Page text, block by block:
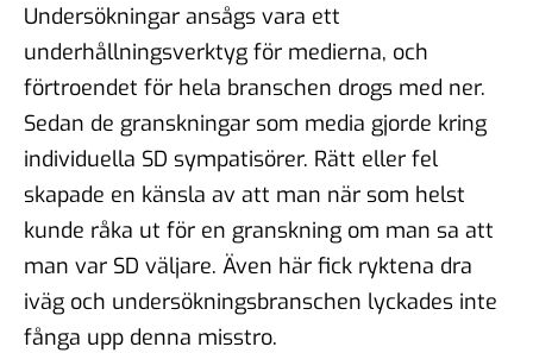
Undersökningar ansågs vara ett
underhållningsverktyg för medierna, och
förtroendet för hela branschen drogs med ner.
Sedan de granskningar som media gjorde kring
individuella SD sympatisörer. Rätt eller fel
skapade en känsla av att man när som helst
kunde råka ut för en granskning om man sa att
man var SD väljare. Även här fick ryktena dra
iväg och undersökningsbranschen lyckades inte
fånga upp denna misstro.